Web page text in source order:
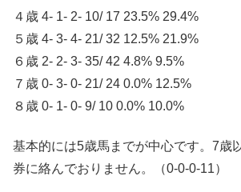
４歳 4- 1- 2- 10/ 17 23.5% 29.4%
５歳 4- 3- 4- 21/ 32 12.5% 21.9%
６歳 2- 2- 3- 35/ 42 4.8% 9.5%
７歳 0- 3- 0- 21/ 24 0.0% 12.5%
８歳 0- 1- 0- 9/ 10 0.0% 10.0%
基本的には5歳馬までが中心です。7歳
券に絡んでおりません。（0-0-0-11）